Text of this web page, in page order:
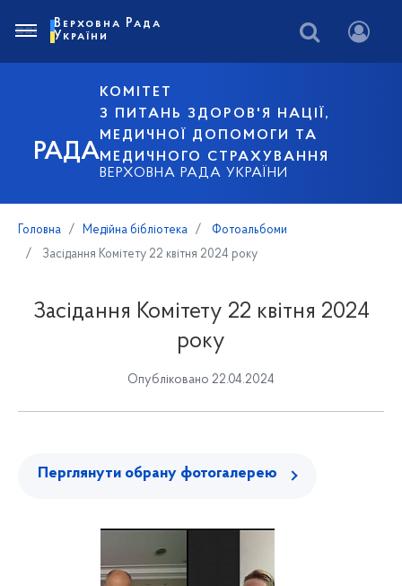
РАДА
КОМІТЕТ
З ПИТАНЬ ЗДОРОВ'Я НАЦІЇ,
МЕДИЧНОЇ ДОПОМОГИ ТА
МЕДИЧНОГО СТРАХУВАННЯ
ВЕРХОВНА РАДА УКРАЇНИ
Верховна Рада
України
Головна Медійна бібліотека
Фотоальбоми
Засідання Комітету 22 квітня 2024 року
Засідання Комітету 22 квітня 2024
року
Опубліковано 22.04.2024
Перглянути обрану фотогалерею